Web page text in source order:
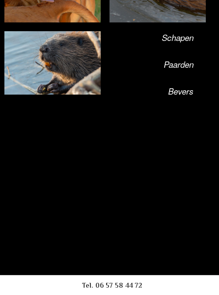
Tel. 06 57 58 44 72
Runderen
Rat
Schapen
Paarden
Bevers